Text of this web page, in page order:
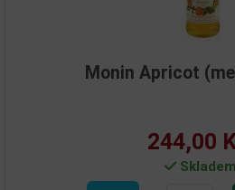
Monin Apricot
244,00
Skladem